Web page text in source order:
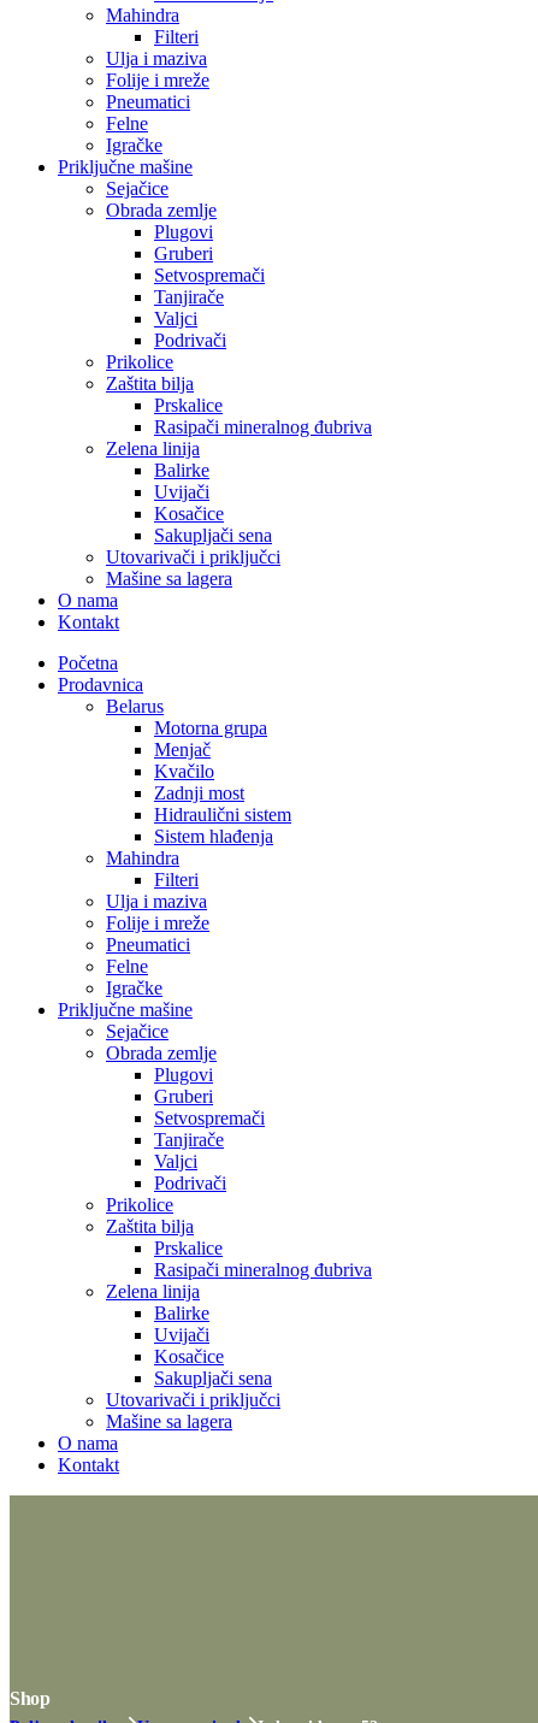
Mahindra
Filteri
Ulja i maziva
Folije i mreže
Pneumatici
Felne
Igračke
Priključne mašine
Sejačice
Obrada zemlje
Plugovi
Gruberi
Setvospremači
Tanjirače
Valjci
Podrivači
Prikolice
Zaštita bilja
Prskalice
Rasipači mineralnog đubriva
Zelena linija
Balirke
Uvijači
Kosačice
Sakupljači sena
Utovarivači i priključci
Mašine sa lagera
O nama
Kontakt
Početna
Prodavnica
Belarus
Motorna grupa
Menjač
Kvačilo
Zadnji most
Hidraulični sistem
Sistem hlađenja
Mahindra
Filteri
Ulja i maziva
Folije i mreže
Pneumatici
Felne
Igračke
Priključne mašine
Sejačice
Obrada zemlje
Plugovi
Gruberi
Setvospremači
Tanjirače
Valjci
Podrivači
Prikolice
Zaštita bilja
Prskalice
Rasipači mineralnog đubriva
Zelena linija
Balirke
Uvijači
Kosačice
Sakupljači sena
Utovarivači i priključci
Mašine sa lagera
O nama
Kontakt
Shop